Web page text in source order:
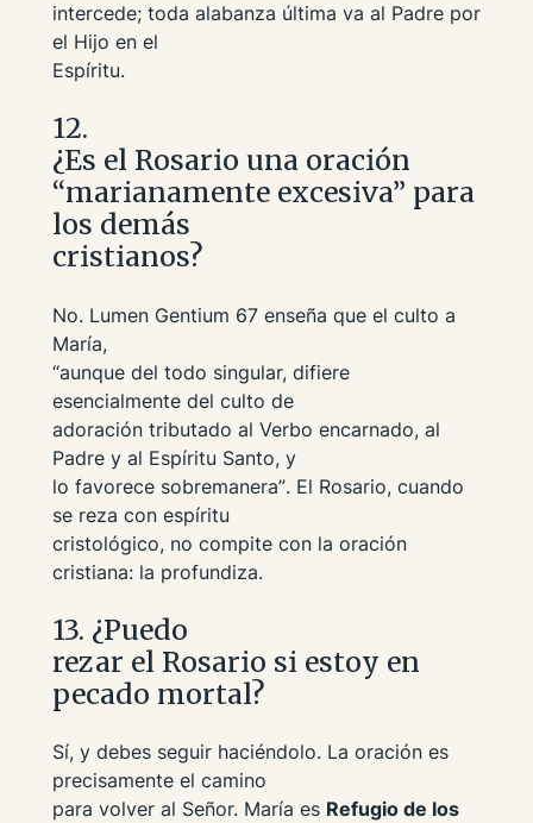
intercede; toda alabanza última va al Padre por
el Hijo en el
Espíritu.
12.
¿Es el Rosario una oración
“marianamente excesiva” para
los demás
cristianos?
No. Lumen Gentium 67 enseña que el culto a
María,
“aunque del todo singular, difiere
esencialmente del culto de
adoración tributado al Verbo encarnado, al
Padre y al Espíritu Santo, y
lo favorece sobremanera”. El Rosario, cuando
se reza con espíritu
cristológico, no compite con la oración
cristiana: la profundiza.
13. ¿Puedo
rezar el Rosario si estoy en
pecado mortal?
Sí, y debes seguir haciéndolo. La oración es
precisamente el camino
para volver al Señor. María es Refugio de los